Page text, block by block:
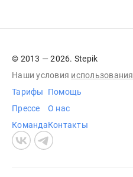
© 2013 — 2026. Stepik
Наши условия использования
Тарифы
Прессе
Команда
Помощь
О нас
Контакты